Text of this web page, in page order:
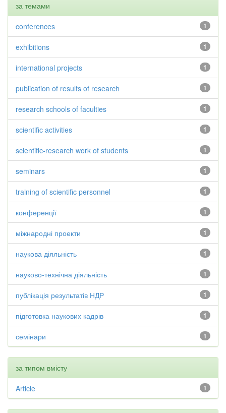
за темами
1
conferences
1
exhibitions
1
international projects
1
publication of results of research
1
research schools of faculties
1
scientific activities
1
scientific-research work of students
1
seminars
1
training of scientific personnel
1
конференції
1
міжнародні проекти
1
наукова діяльність
1
науково-технічна діяльність
1
публікація результатів НДР
1
підготовка наукових кадрів
1
семінари
за типом вмісту
1
Article